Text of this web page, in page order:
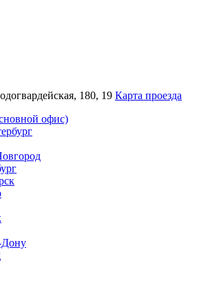
180, 19 Карта проезда
офис)
Дону